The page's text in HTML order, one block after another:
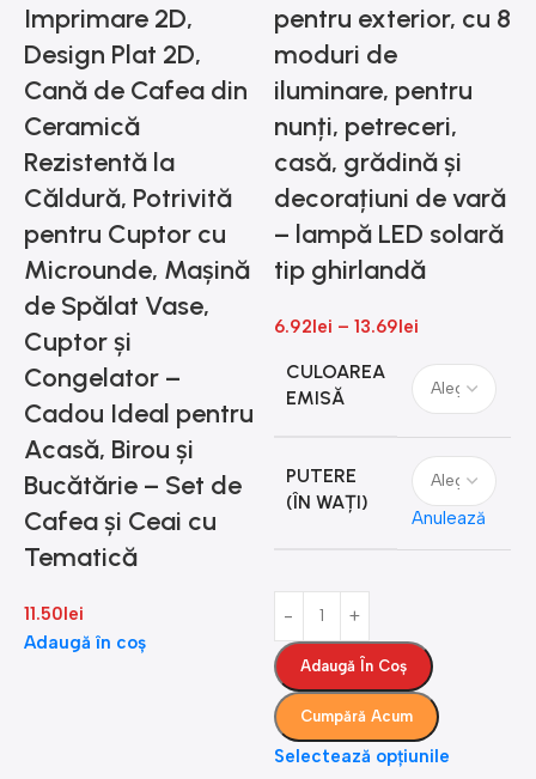
Imprimare 2D,
Design Plat 2D,
Cană de Cafea din
Ceramică
Rezistentă la
Căldură, Potrivită
pentru Cuptor cu
Microunde, Mașină
de Spălat Vase,
Cuptor și
Congelator –
Cadou Ideal pentru
Acasă, Birou și
Bucătărie – Set de
Cafea și Ceai cu
Tematică
11.50lei
Adaugă în coș
pentru exterior, cu 8
moduri de
iluminare, pentru
nunți, petreceri,
casă, grădină și
decorațiuni de vară
– lampă LED solară
tip ghirlandă
6.92lei – 13.69lei
CULOAREA
EMISĂ
PUTERE
(ÎN WAȚI)
Anulează
Adaugă În Coș
Cumpără Acum
Selectează opțiunile